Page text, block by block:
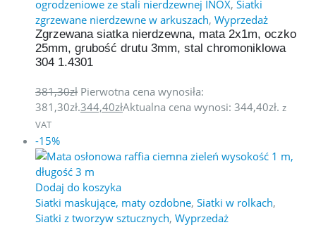
ogrodzeniowe ze stali nierdzewnej INOX, Siatki
zgrzewane nierdzewne w arkuszach, Wyprzedaż
Zgrzewana siatka nierdzewna, mata 2x1m, oczko
25mm, grubość drutu 3mm, stal chromoniklowa
304 1.4301
381,30zł Pierwotna cena wynosiła:
381,30zł.344,40złAktualna cena wynosi: 344,40zł. z
VAT
-15%
Dodaj do koszyka
Siatki maskujące, maty ozdobne, Siatki w rolkach,
Siatki z tworzyw sztucznych, Wyprzedaż